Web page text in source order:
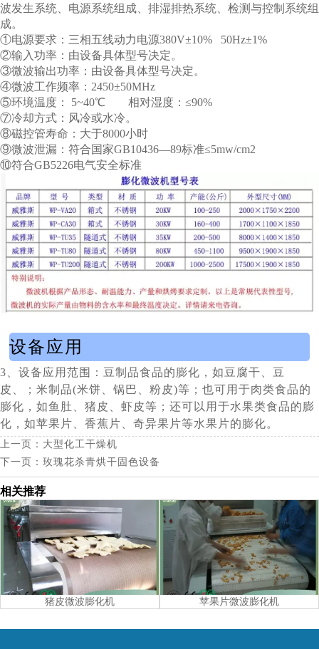
波发生系统、电源系统组成、排湿排热系统、检测与控制系统组
成。
①电源要求：三相五线动力电源380V±10% 50Hz±1%
②输入功率：由设备具体型号决定。
③微波输出功率：由设备具体型号决定。
④微波工作频率：2450±50MHz
⑤环境温度： 5~40℃ 相对湿度：≤90%
⑦冷却方式：风冷或水冷。
⑧磁控管寿命：大于8000小时
⑨微波泄漏：符合国家GB10436—89标准≤5mw/cm2
⑩符合GB5226电气安全标准
设备应用
3、设备应用范围：豆制品食品的膨化，如豆腐干、豆
皮、；米制品(米饼、锅巴、粉皮)等；也可用于肉类食品的
膨化，如鱼肚、猪皮、虾皮等；还可以用于水果类食品的膨
化，如苹果片、香蕉片、奇异果片等水果片的膨化。
上一页： 大型化工干燥机
下一页： 玫瑰花杀青烘干固色设备
相关推荐
猪皮微波膨化机 苹果片微波膨化机